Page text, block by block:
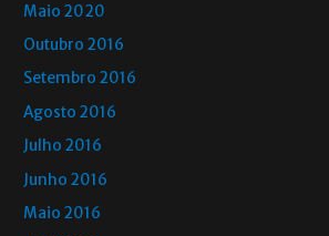
Maio 2020
Outubro 2016
Setembro 2016
Agosto 2016
Julho 2016
Junho 2016
Maio 2016